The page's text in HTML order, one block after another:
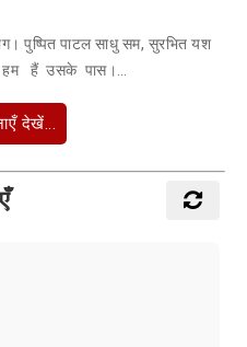
पुष्पित पाटल साधु सम, सुरभित यश
हम हैं उसके पास।…
देखें...